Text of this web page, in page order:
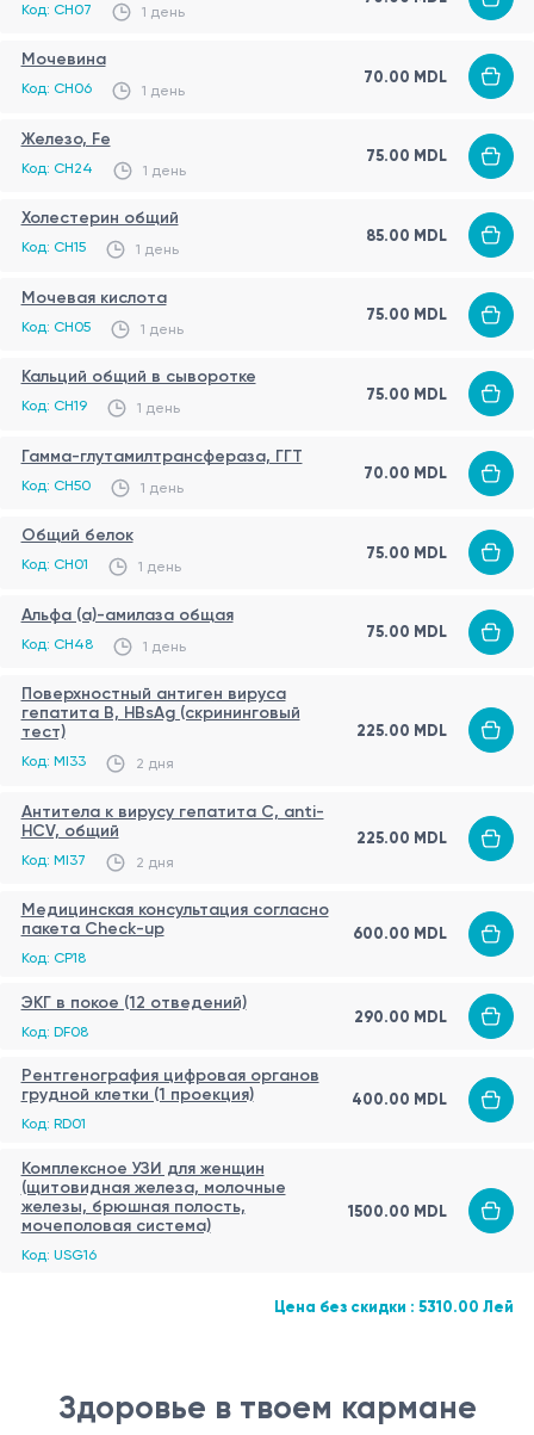
Код: CH07 1 день
Мочевина
Код: CH06 1 день
70.00 MDL
Железо, Fe
Код: CH24 1 день
75.00 MDL
Холестерин общий
Код: CH15 1 день
85.00 MDL
Мочевая кислота
Код: CH05 1 день
75.00 MDL
Кальций общий в сыворотке
Код: CH19 1 день
75.00 MDL
Гамма-глутамилтрансфераза, ГГТ
Код: CH50 1 день
70.00 MDL
Общий белок
Код: CH01 1 день
75.00 MDL
Альфа (а)-амилаза общая
Код: CH48 1 день
75.00 MDL
Поверхностный антиген вируса
гепатита B, HBsAg (скрининговый
тест)
Код: MI33 2 дня
225.00 MDL
Антитела к вирусу гепатита C, anti-
HCV, общий
Код: MI37 2 дня
225.00 MDL
Медицинская консультация согласно
пакета Check-up
Код: CP18
600.00 MDL
ЭKГ в покое (12 отведений)
Код: DF08
290.00 MDL
Рентгенография цифровая органов
грудной клетки (1 проекция)
Код: RD01
400.00 MDL
Комплексное УЗИ для женщин
(щитовидная железа, молочные
железы, брюшная полость,
мочеполовая система)
Код: USG16
1500.00 MDL
Цена без скидки : 5310.00 Лей
Здоровье в твоем кармане